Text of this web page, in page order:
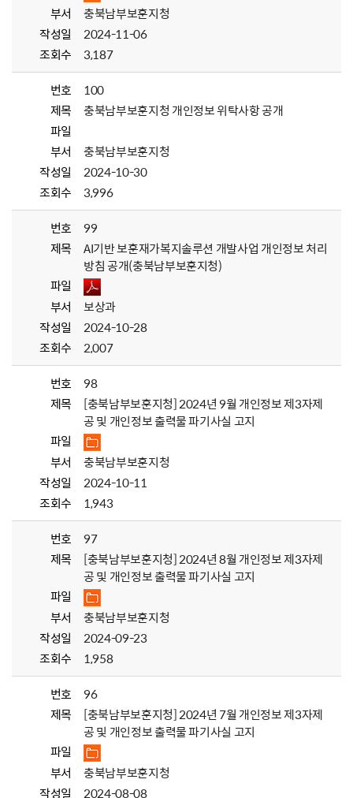
부서
충북남부보훈지청
작성일
2024-11-06
조회수
3,187
번호
100
제목
충북남부보훈지청 개인정보 위탁사항 공개
파일
부서
충북남부보훈지청
작성일
2024-10-30
조회수
3,996
번호
99
제목
AI기반 보훈재가복지솔루션 개발사업 개인정보 처리
방침 공개(충북남부보훈지청)
파일
부서
보상과
작성일
2024-10-28
조회수
2,007
번호
98
제목
[충북남부보훈지청] 2024년 9월 개인정보 제3자제
공 및 개인정보 출력물 파기사실 고지
파일
부서
충북남부보훈지청
작성일
2024-10-11
조회수
1,943
번호
97
제목
[충북남부보훈지청] 2024년 8월 개인정보 제3자제
공 및 개인정보 출력물 파기사실 고지
파일
부서
충북남부보훈지청
작성일
2024-09-23
조회수
1,958
번호
96
제목
[충북남부보훈지청] 2024년 7월 개인정보 제3자제
공 및 개인정보 출력물 파기사실 고지
파일
부서
충북남부보훈지청
작성일
2024-08-08